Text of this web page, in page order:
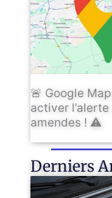
🚨 Google
activer
amendes ! ⚠️
Derniers